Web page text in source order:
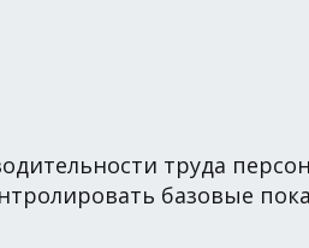
труда
базовые